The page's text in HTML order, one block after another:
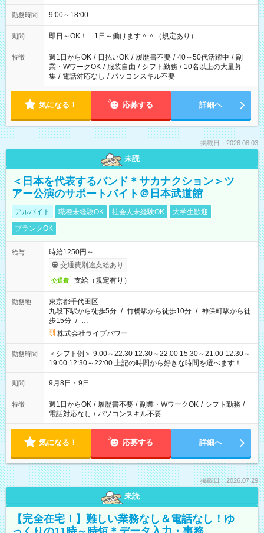
勤務時間 9:00～18:00
期間 即日～OK！ 1日～働けます＾＾（規定あり）
特徴 週1日からOK / 日払いOK / 履歴書不要 / 40～50代活躍中 / 副
業・WワークOK / 服装自由 / シフト勤務 / 10名以上の大量募
集 / 電話対応なし / パソコンスキル不要
気になる！ 応募する 詳細へ
掲載日：2026.08.03
未読
＜日本を代表するバンド＊サカナクション＞ツ
アー公演のサポートバイト＠日本武道館
アルバイト 職種未経験OK 社会人未経験OK
大学生歓迎
ブランクOK
給与
時給1250円～
交通費別途支給あり
交通費 支給（規定有り）
勤務地
東京都千代田区
九段下駅から徒歩5分 / 竹橋駅から徒歩10分 / 神保町駅から徒
歩15分 / …
株式会社ライブパワー
勤務時間
＜シフト例＞ 9:00～22:30 12:30～22:00 15:30～21:00 12:30～
19:00 12:30～22:00 上記の時間から好きな時間を選べます！ ※
時間は変更となる可能性があります
期間 9月8日・9日
特徴 週1日からOK / 履歴書不要 / 副業・WワークOK / シフト勤務 /
電話対応なし / パソコンスキル不要
気になる！ 応募する 詳細へ
掲載日：2026.07.29
未読
【完全在宅！】難しい業務なし＆電話なし！ゆ